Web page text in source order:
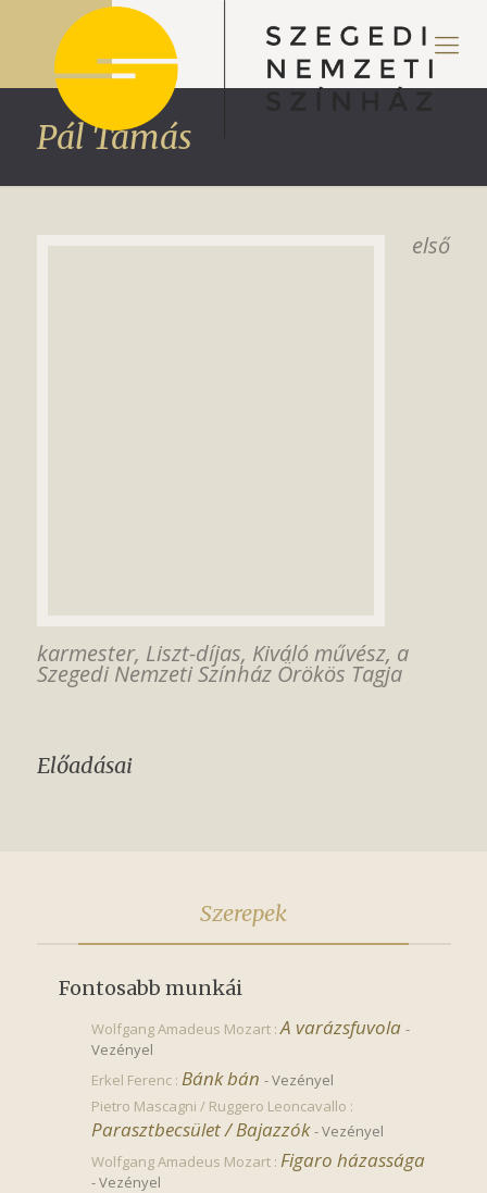
Pál Tamás
első
karmester, Liszt-díjas, Kiváló művész, a
Szegedi Nemzeti Színház Örökös Tagja
Előadásai
Szerepek
Fontosabb munkái
Wolfgang Amadeus Mozart :A varázsfuvola -
Vezényel
Erkel Ferenc : Bánk bán -Vezényel
Pietro Mascagni / Ruggero Leoncavallo :
Parasztbecsület / Bajazzók -Vezényel
Wolfgang Amadeus Mozart : Figaro házassága
-Vezényel